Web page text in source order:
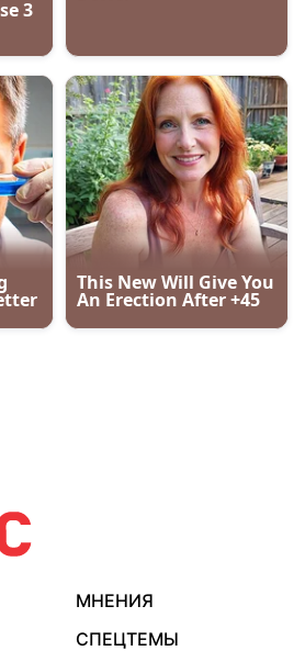
МНЕНИЯ
СПЕЦТЕМЫ